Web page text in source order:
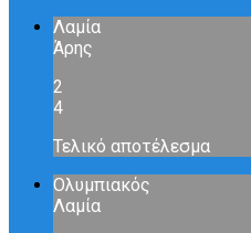
Λαμία
Άρης
2
4
Τελικό αποτέλεσμα
Ολυμπιακός
Λαμία